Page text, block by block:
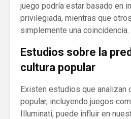
juego podría estar basado en
privilegiada, mientras que
simplemente una coincidencia.
Estudios sobre la
cultura popular
Existen estudios que analizan
popular, incluyendo juegos
Illuminati, puede influir en